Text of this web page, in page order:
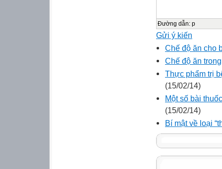
Đường dẫn: p
Gửi ý kiến
Chế độ ăn cho
Chế độ ăn
Thực phẩm trị
(15/02/14)
Một số bài
(15/02/14)
Bí mật về loại